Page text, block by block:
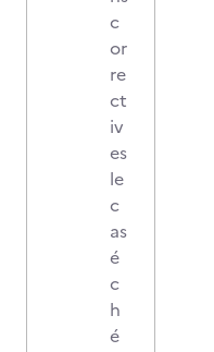
c
or
re
ct
iv
es
le
c
as
é
c
h
é